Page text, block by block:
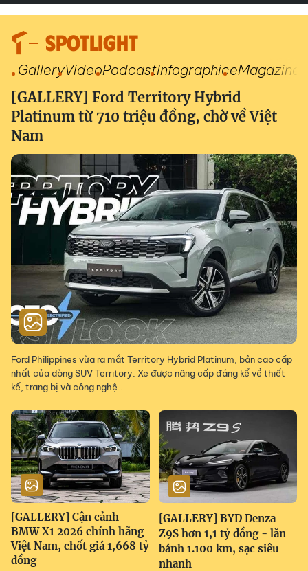
SPOTLIGHT
GalleryVideoPodcastInfographiceMagazine
[GALLERY] Ford Territory Hybrid
Platinum từ 710 triệu đồng, chờ về Việt
Nam
Ford Philippines vừa ra mắt Territory Hybrid Platinum, bản cao cấp
nhất của dòng SUV Territory. Xe được nâng cấp đáng kể về thiết
kế, trang bị và công nghệ...
[GALLERY] Cận cảnh
BMW X1 2026 chính hãng
Việt Nam, chốt giá 1,668 tỷ
đồng
[GALLERY] BYD Denza
Z9S hơn 1,1 tỷ đồng - lăn
bánh 1.100 km, sạc siêu
nhanh